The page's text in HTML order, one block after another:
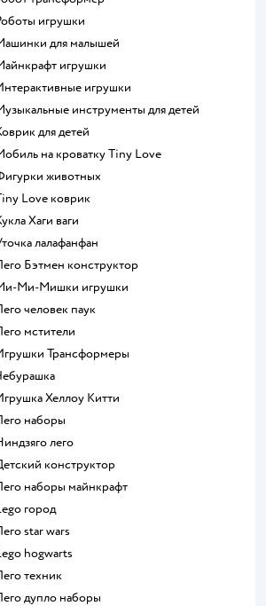
Роботы игрушки
Машинки для малышей
Майнкрафт игрушки
Интерактивные игрушки
Музыкальные инструменты для детей
Коврик для детей
Мобиль на кроватку Tiny Love
Фигурки животных
Tiny Love коврик
Кукла Хаги ваги
Уточка лалафанфан
Лего Бэтмен конструктор
Ми-Ми-Мишки игрушки
Лего человек паук
Лего мстители
Игрушки Трансформеры
Чебурашка
Игрушка Хеллоу Китти
Лего наборы
Ниндзяго лего
Детский конструктор
Лего наборы майнкрафт
Lego город
Лего star wars
Lego hogwarts
Лего техник
Лего дупло наборы